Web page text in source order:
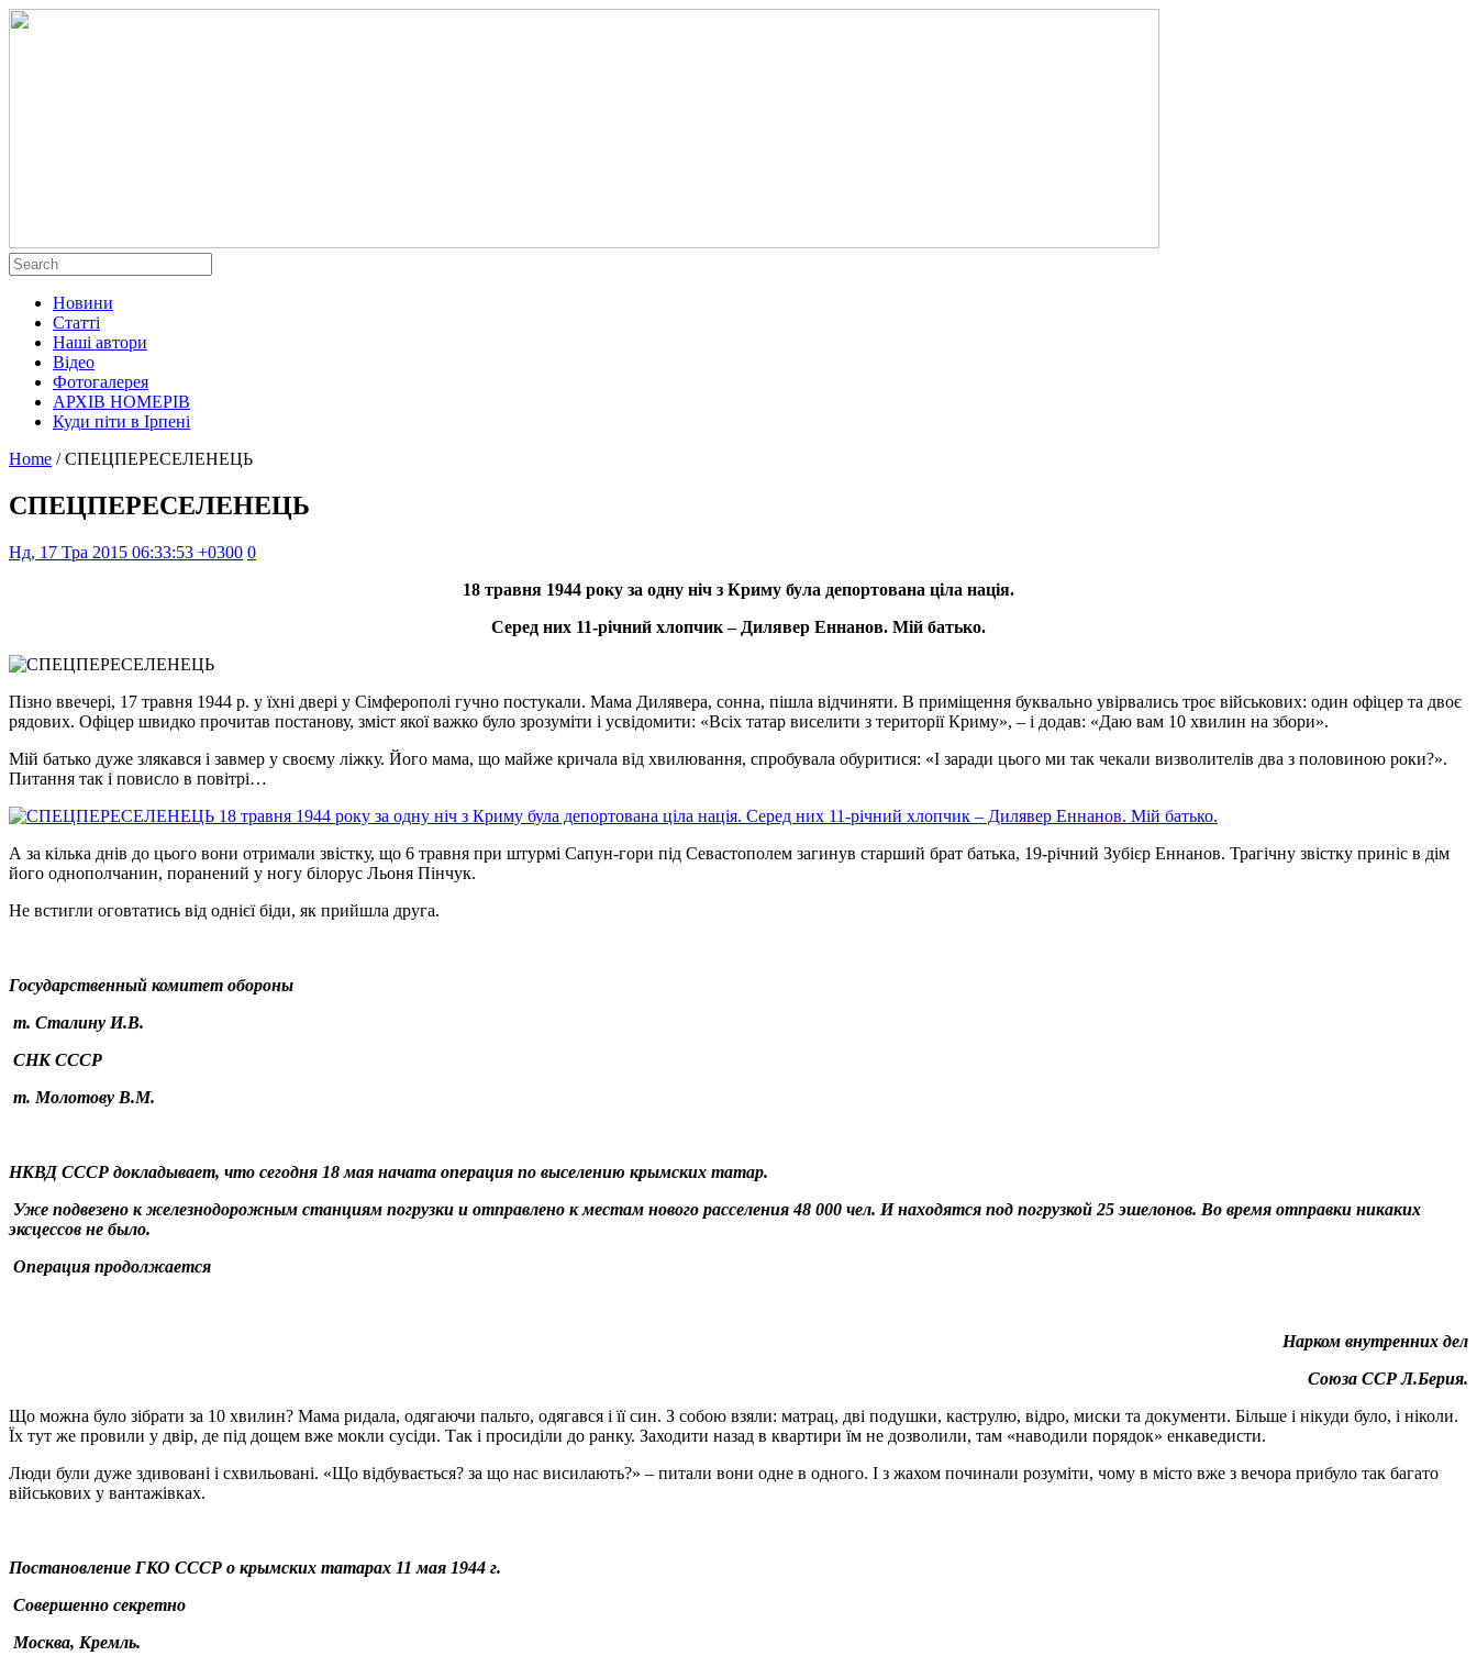
Новини
Статті
Наші автори
Відео
Фотогалерея
АРХІВ НОМЕРІВ
Куди піти в Ірпені
Home / СПЕЦПЕРЕСЕЛЕНЕЦЬ
СПЕЦПЕРЕСЕЛЕНЕЦЬ
Нд, 17 Тра 2015 06:33:53 +0300 0
18 травня 1944 року за одну ніч з Криму була депортована ціла нація.
Серед них 11-річний хлопчик – Дилявер Еннанов. Мій батько.
Пізно ввечері, 17 травня 1944 р. у їхні двері у Сімферополі гучно постукали. Мама Дилявера, сонна, пішла відчиняти. В приміщення буквально увірвались троє військових: один офіцер та двоє
рядових. Офіцер швидко прочитав постанову, зміст якої важко було зрозуміти і усвідомити: «Всіх татар виселити з території Криму», – і додав: «Даю вам 10 хвилин на збори».
Мій батько дуже злякався і завмер у своєму ліжку. Його мама, що майже кричала від хвилювання, спробувала обуритися: «І заради цього ми так чекали визволителів два з половиною роки?».
Питання так і повисло в повітрі…
А за кілька днів до цього вони отримали звістку, що 6 травня при штурмі Сапун-гори під Севастополем загинув старший брат батька, 19-річний Зубієр Еннанов. Трагічну звістку приніс в дім
його однополчанин, поранений у ногу білорус Льоня Пінчук.
Не встигли оговтатись від однієї біди, як прийшла друга.
Государственный комитет обороны
т. Сталину И.В.
СНК СССР
т. Молотову В.М.
НКВД СССР докладывает, что сегодня 18 мая начата операция по выселению крымских татар.
Уже подвезено к железнодорожным станциям погрузки и отправлено к местам нового расселения 48 000 чел. И находятся под погрузкой 25 эшелонов. Во время отправки никаких
эксцессов не было.
Операция продолжается
Нарком внутренних дел
Союза ССР Л.Берия.
Що можна було зібрати за 10 хвилин? Мама ридала, одягаючи пальто, одягався і її син. З собою взяли: матрац, дві подушки, каструлю, відро, миски та документи. Більше і нікуди було, і ніколи.
Їх тут же провили у двір, де під дощем вже мокли сусіди. Так і просиділи до ранку. Заходити назад в квартири їм не дозволили, там «наводили порядок» енкаведисти.
Люди були дуже здивовані і схвильовані. «Що відбувається? за що нас висилають?» – питали вони одне в одного. І з жахом починали розуміти, чому в місто вже з вечора прибуло так багато
військових у вантажівках.
Постановление ГКО СССР о крымских татарах 11 мая 1944 г.
Совершенно секретно
Москва, Кремль.